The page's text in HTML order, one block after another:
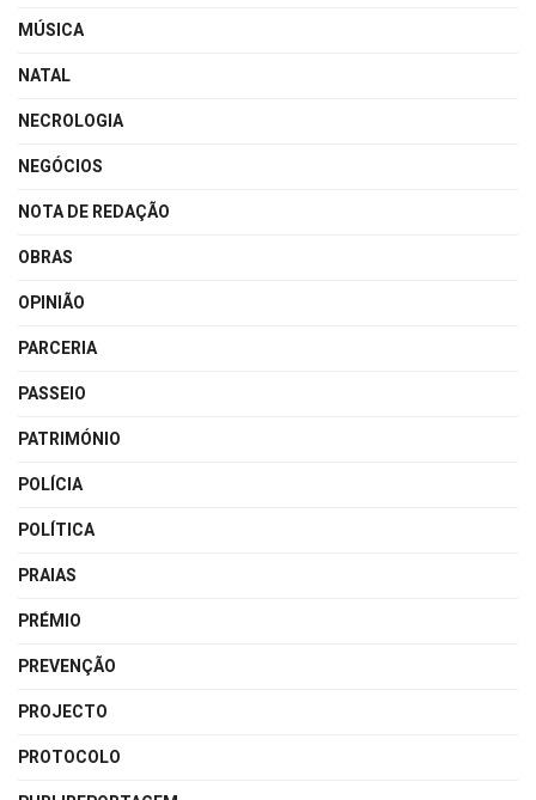
MÚSICA
NATAL
NECROLOGIA
NEGÓCIOS
NOTA DE REDAÇÃO
OBRAS
OPINIÃO
PARCERIA
PASSEIO
PATRIMÓNIO
POLÍCIA
POLÍTICA
PRAIAS
PRÉMIO
PREVENÇÃO
PROJECTO
PROTOCOLO